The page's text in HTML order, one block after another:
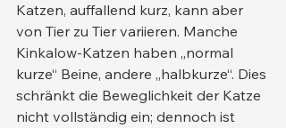
Katzen, auffallend kurz, kann aber
von Tier zu Tier variieren. Manche
Kinkalow-Katzen haben „normal
kurze“ Beine, andere „halbkurze“. Dies
schränkt die Beweglichkeit der Katze
nicht vollständig ein; dennoch ist